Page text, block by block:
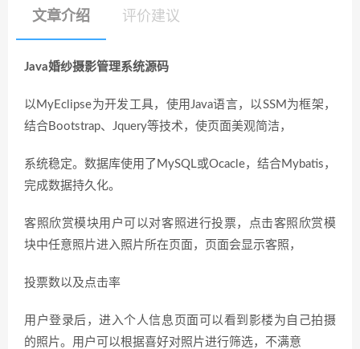
文章介绍 评价建议
Java婚纱摄影管理系统源码
以MyEclipse为开发工具，使用Java语言，以SSM为框架，
结合Bootstrap、Jquery等技术，使页面美观简洁，
系统稳定。数据库使用了MySQL或Ocacle，结合Mybatis，
完成数据持久化。
客照欣赏模块用户可以对客照进行投票，点击客照欣赏模
块中任意照片进入照片所在页面，页面会显示客照，
投票数以及点击率
用户登录后，进入个人信息页面可以看到影楼为自己拍摄
的照片。用户可以根据喜好对照片进行筛选，不满意